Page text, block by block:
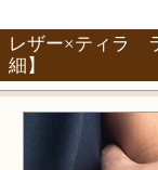
レザー×ティラ
細】